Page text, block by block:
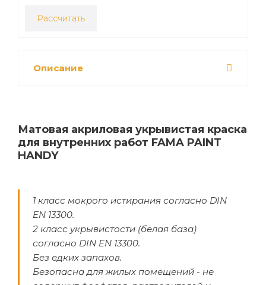
Рассчитать
Описание
Матовая акриловая укрывистая краска
для внутренних работ FAMA PAINT
HANDY
1 класс мокрого истирания согласно DIN
EN 13300.
2 класс укрывистости (белая база)
согласно DIN EN 13300.
Без едких запахов.
Безопасна для жилых помещений - не